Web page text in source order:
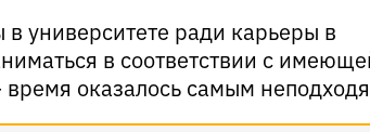
университете ради карьеры в
в соответствии с
оказалось самым